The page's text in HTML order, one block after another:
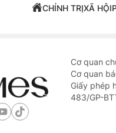
CHÍNH TRỊXÃ HỘI
Cơ quan
Cơ quan
Giấy phép
483/GP-